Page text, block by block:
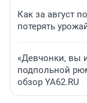
Как за август
потерять
«Девчонки, вы
подпольной
обзор YA62.RU